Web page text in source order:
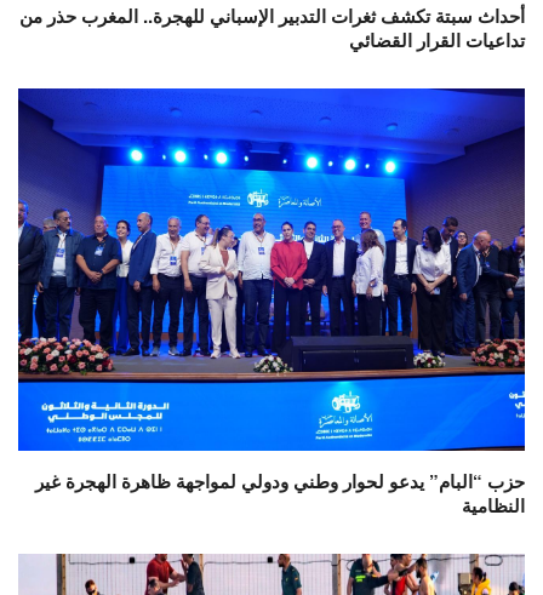
أحداث سبتة تكشف ثغرات التدبير الإسباني للهجرة.. المغرب حذر من
تداعيات القرار القضائي
حزب “البام” يدعو لحوار وطني ودولي لمواجهة ظاهرة الهجرة غير
النظامية